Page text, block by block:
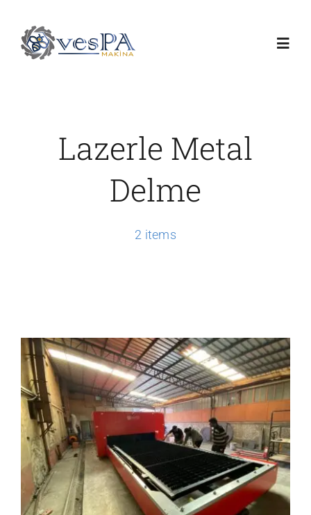
content
Lazerle Metal
Delme
2 items